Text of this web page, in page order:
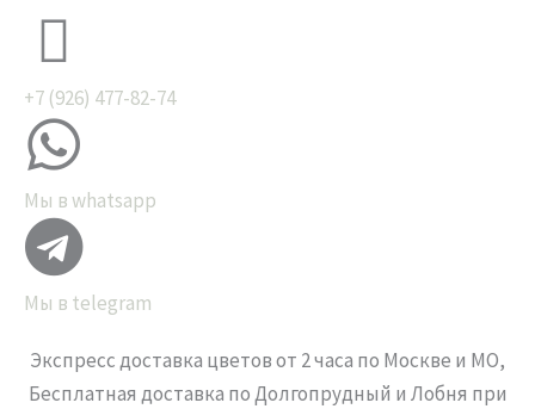
+7 (926) 477-82-74
Мы в whatsapp
Мы в telegram
Экспресс доставка цветов от 2 часа по Москве и МО,
Бесплатная доставка по Долгопрудный и Лобня при